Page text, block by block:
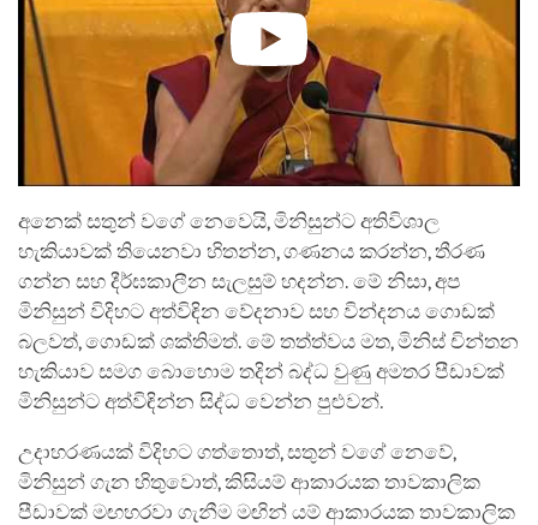
අනෙක් සතුන් වගේ නෙවෙයි, මිනිසුන්ට අතිවිශාල
හැකියාවක් තියෙනවා හිතන්න, ගණනය කරන්න, තීරණ
ගන්න සහ දීර්ඝකාලීන සැලසුම් හදන්න. මේ නිසා, අප
මිනිසුන් විදිහට අත්විඳින වේදනාව සහ වින්දනය ගොඩක්
බලවත්, ගොඩක් ශක්තිමත්. මේ තත්ත්වය මත, මිනිස් චින්තන
හැකියාව සමග බොහොම තදින් බද්ධ වුණු අමතර පීඩාවක්
මිනිසුන්ට අත්විඳින්න සිද්ධ වෙන්න පුළුවන්.
උදාහරණයක් විදිහට ගත්තොත්, සතුන් වගේ නෙවේ,
මිනිසුන් ගැන හිතුවොත්, කිසියම් ආකාරයක තාවකාලික
පීඩාවක් මඟහරවා ගැනීම මඟින් යම් ආකාරයක තාවකාලික